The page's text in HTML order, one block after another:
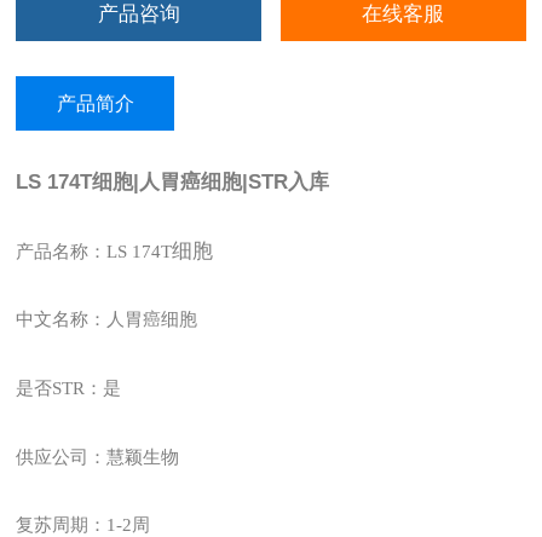
产品咨询 在线客服
产品简介
LS 174T细胞|人胃癌细胞|STR入库
产品名称：LS 174T细胞
中文名称：人胃癌细胞
是否STR：是
供应公司：慧颖生物
复苏周期：1-2周